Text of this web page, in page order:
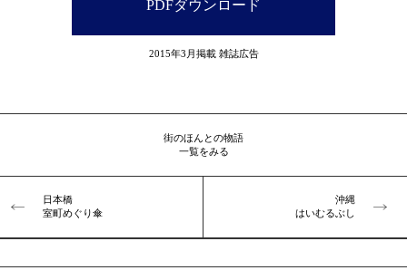
PDFダウンロード
2015年3月掲載 雑誌広告
街のほんとの物語
一覧をみる
日本橋
室町めぐり傘
沖縄
はいむるぶし